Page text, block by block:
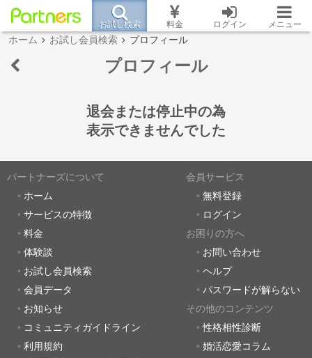
お試し検索 料金 ログイン メニュー
ホーム お試し会員検索 プロフィール
プロフィール
退会または停止中の為
表示できませんでした
パートナーズについて
ホーム
サービスの特徴
料金
体験談
お試し会員検索
会員データ
お知らせ
コミュニティガイドライン
利用規約
会員サービス
無料登録
ログイン
お困りの方へ
お問い合わせ
ヘルプ
パスワードが解らない
その他のコンテンツ
性格相性診断
婚活恋愛コラム